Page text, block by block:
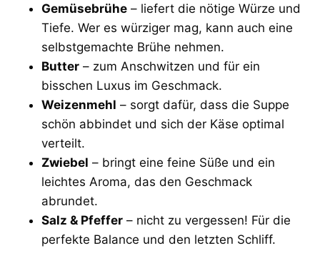
Gemüsebrühe – liefert die nötige Würze und
Tiefe. Wer es würziger mag, kann auch eine
selbstgemachte Brühe nehmen.
Butter – zum Anschwitzen und für ein
bisschen Luxus im Geschmack.
Weizenmehl – sorgt dafür, dass die Suppe
schön abbindet und sich der Käse optimal
verteilt.
Zwiebel – bringt eine feine Süße und ein
leichtes Aroma, das den Geschmack
abrundet.
Salz & Pfeffer – nicht zu vergessen! Für die
perfekte Balance und den letzten Schliff.